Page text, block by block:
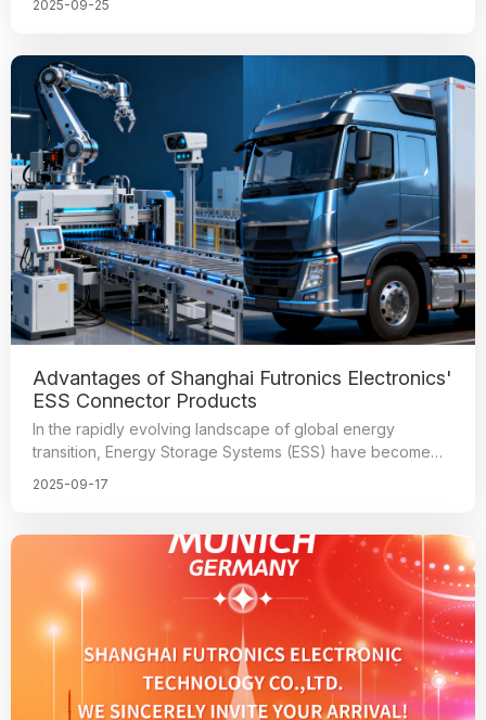
2025-09-25
Advantages of Shanghai Futronics Electronics'
ESS Connector Products
In the rapidly evolving landscape of global energy
transition, Energy Storage Systems (ESS) have become
2025-09-17